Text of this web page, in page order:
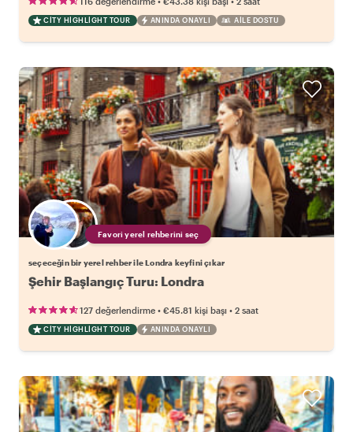
CITY HIGHLIGHT TOUR ANINDA ONAYLI AILE DOSTU
Favori yerel rehberini seç
seçeceğin bir yerel rehber ile Londra keyfini çıkar
Şehir Başlangıç Turu: Londra
127 değerlendirme • €45.81 kişi başı • 2 saat
CITY HIGHLIGHT TOUR ANINDA ONAYLI